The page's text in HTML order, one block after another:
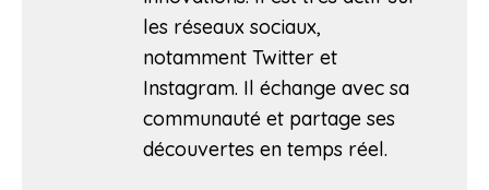
les réseaux sociaux,
notamment Twitter et
Instagram. Il échange avec sa
communauté et partage ses
découvertes en temps réel.